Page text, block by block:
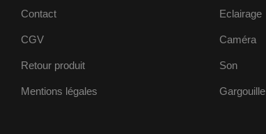
Contact
CGV
Retour produit
Mentions légales
Eclairage
Caméra
Son
Gargouille